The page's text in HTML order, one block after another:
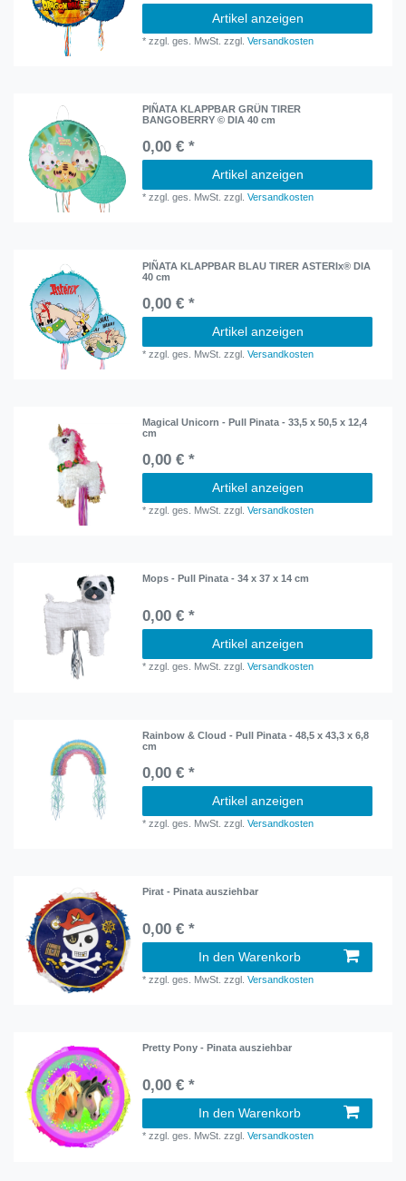
Artikel anzeigen
*zzgl. ges. MwSt. zzgl.Versandkosten
PIÑATA KLAPPBAR GRÜN TIRER
BANGOBERRY © DIA 40 cm
0,00 € *
Artikel anzeigen
*zzgl. ges. MwSt. zzgl.Versandkosten
PIÑATA KLAPPBAR BLAU TIRER ASTERIx® DIA
40 cm
0,00 € *
Artikel anzeigen
*zzgl. ges. MwSt. zzgl.Versandkosten
Magical Unicorn - Pull Pinata - 33,5 x 50,5 x 12,4
cm
0,00 € *
Artikel anzeigen
*zzgl. ges. MwSt. zzgl.Versandkosten
Mops - Pull Pinata - 34 x 37 x 14 cm
0,00 € *
Artikel anzeigen
*zzgl. ges. MwSt. zzgl.Versandkosten
Rainbow & Cloud - Pull Pinata - 48,5 x 43,3 x 6,8
cm
0,00 € *
Artikel anzeigen
*zzgl. ges. MwSt. zzgl.Versandkosten
Pirat - Pinata ausziehbar
0,00 € *
In den Warenkorb
*zzgl. ges. MwSt. zzgl.Versandkosten
Pretty Pony - Pinata ausziehbar
0,00 € *
In den Warenkorb
*zzgl. ges. MwSt. zzgl.Versandkosten